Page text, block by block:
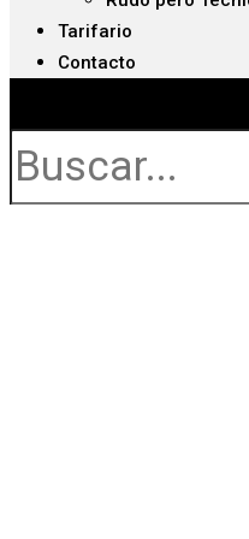
Tarifario
Contacto